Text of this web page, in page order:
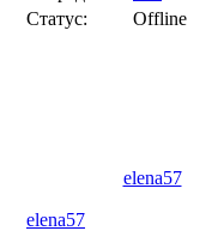
Статус:
Offline
elena57
elena57